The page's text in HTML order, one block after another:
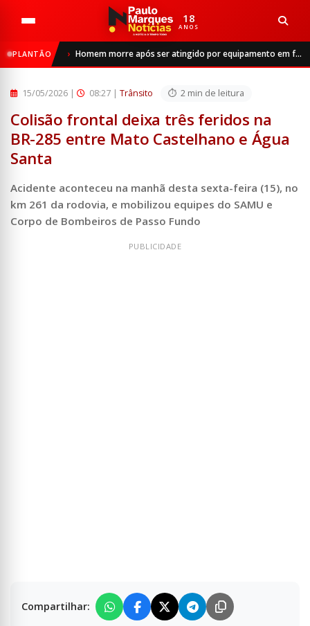
18
ANOS
PLANTÃO Homem morre após ser atingido por equipamento em frigorífico de São Luiz Gonzaga
Trânsito
Colisão frontal deixa três feridos na BR-285 entre Mato C...
15/05/2026 | 08:27 | Trânsito 2 min de leitura
Colisão frontal deixa três feridos na
BR-285 entre Mato Castelhano e Água
Santa
Acidente aconteceu na manhã desta sexta-feira (15), no
km 261 da rodovia, e mobilizou equipes do SAMU e
Corpo de Bombeiros de Passo Fundo
Compartilhar: